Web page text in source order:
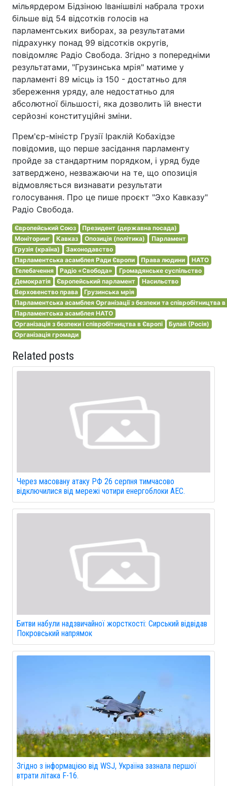
мільярдером Бідзіною Іванішвілі набрала трохи
більше від 54 відсотків голосів на
парламентських виборах, за результатами
підрахунку понад 99 відсотків округів,
повідомляє Радіо Свобода. Згідно з попередніми
результатами, "Грузинська мрія" матиме у
парламенті 89 місць із 150 - достатньо для
збереження уряду, але недостатньо для
абсолютної більшості, яка дозволить їй внести
серйозні конституційні зміни.
Прем'єр-міністр Грузії Іраклій Кобахідзе
повідомив, що перше засідання парламенту
пройде за стандартним порядком, і уряд буде
затверджено, незважаючи на те, що опозиція
відмовляється визнавати результати
голосування. Про це пише проєкт "Эхо Кавказу"
Радіо Свобода.
Європейський Союз
Президент (державна посада)
Моніторинг
Кавказ Опозиція (політика)
Парламент
Грузія (країна)
Законодавство
Парламентська асамблея Ради Європи
Права людини
НАТО
Телебачення
Радіо «Свобода»
Громадянське суспільство
Демократія
Європейський парламент
Насильство
Верховенство права
Грузинська мрія
Парламентська асамблея Організації з безпеки та співробітництва в
Парламентська асамблея НАТО
Організація з безпеки і співробітництва в Європі
Булай (Росія)
Організація громади
Related posts
Через масовану атаку РФ 26 серпня тимчасово
відключилися від мережі чотири енергоблоки АЕС.
Битви набули надзвичайної жорсткості: Сирський відвідав
Покровський напрямок
Згідно з інформацією від WSJ, Україна зазнала першої
втрати літака F-16.